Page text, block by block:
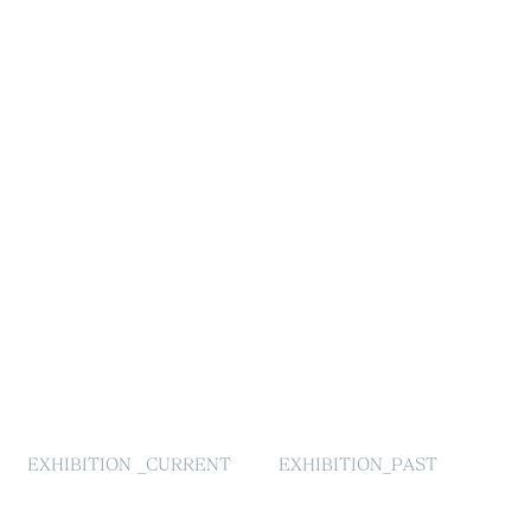
EXHIBITION _CURRENT EXHIBITION_PAST